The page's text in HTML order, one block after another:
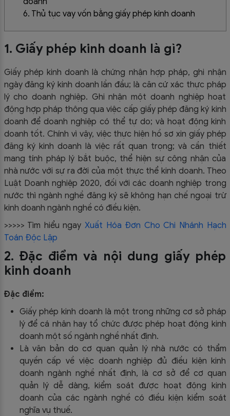
6. Thủ tục vay vốn bằng giấy phép kinh doanh
1. Giấy phép kinh doanh là gì?
Giấy phép kinh doanh là chứng nhận hợp pháp, ghi nhận
ngày đăng ký kinh doanh lần đầu; là căn cứ xác thực pháp
lý cho doanh nghiệp. Ghi nhận một doanh nghiệp hoạt
động hợp pháp thông qua việc cấp giấy phép đăng ký kinh
doanh để doanh nghiệp có thể tự do; và hoạt động kinh
doanh tốt. Chính vì vậy, việc thực hiện hồ sơ xin giấy phép
đăng ký kinh doanh là việc rất quan trọng; và cần thiết
mang tính pháp lý bắt buộc, thể hiện sự công nhận của
nhà nước với sự ra đời của một thực thể kinh doanh. Theo
Luật Doanh nghiệp 2020, đối với các doanh nghiệp trong
nước thì ngành nghề đăng ký sẽ không hạn chế ngoại trừ
kinh doanh ngành nghề có điều kiện.
>>>>> Tìm hiểu ngay Xuất Hóa Đơn Cho Chi Nhánh Hạch
Toán Độc Lập
2. Đặc điểm và nội dung giấy phép
kinh doanh
Đặc điểm:
Giấy phép kinh doanh là một trong những cơ sở pháp
lý để cá nhân hay tổ chức được phép hoạt động kinh
doanh một số ngành nghề nhất định.
Là văn bản do cơ quan quản lý nhà nước có thẩm
quyền cấp về việc doanh nghiệp đủ điều kiện kinh
doanh ngành nghề nhất định, là cơ sở để cơ quan
quản lý dễ dàng, kiểm soát được hoạt động kinh
doanh của các ngành nghề có điều kiện kiểm soát
nghĩa vụ thuế.